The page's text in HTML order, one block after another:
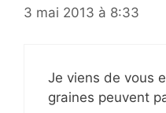
3 mai 2013 à 8:33
Je viens de vous
graines peuvent